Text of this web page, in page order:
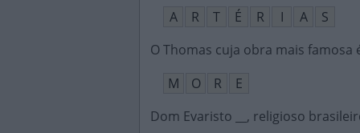
A
R T É R I A
S
O Thomas cuja obra mais famosa
M
O R
E
Dom Evaristo __, religioso